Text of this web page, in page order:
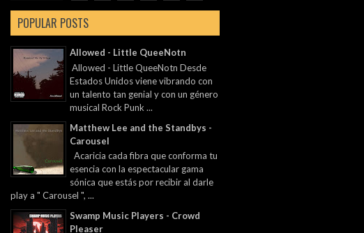
POPULAR POSTS
Allowed - Little QueeNotn
Allowed - Little QueeNotn Desde
Estados Unidos viene vibrando con
un talento tan genial y con un género
musical Rock Punk ...
Matthew Lee and the Standbys -
Carousel
Acaricia cada fibra que conforma tu
esencia con la espectacular gama
sónica que estás por recibir al darle
play a " Carousel ", ...
Swamp Music Players - Crowd
Pleaser